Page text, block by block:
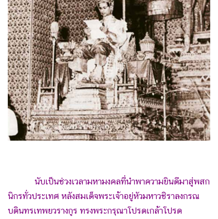
นับเป็นช่วงเวลามหามงคลที่นำพาความยินดีมาสู่พสก
นิกรทั่วประเทศ หลังสมเด็จพระเจ้าอยู่หัวมหาวชิราลงกรณ
บดินทรเทพยวรางกูร ทรงพระกรุณาโปรดเกล้าโปรด